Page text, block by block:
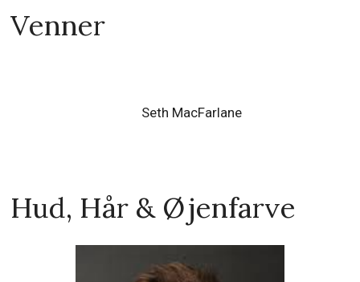
Venner
Seth MacFarlane
Hud, Hår & Øjenfarve